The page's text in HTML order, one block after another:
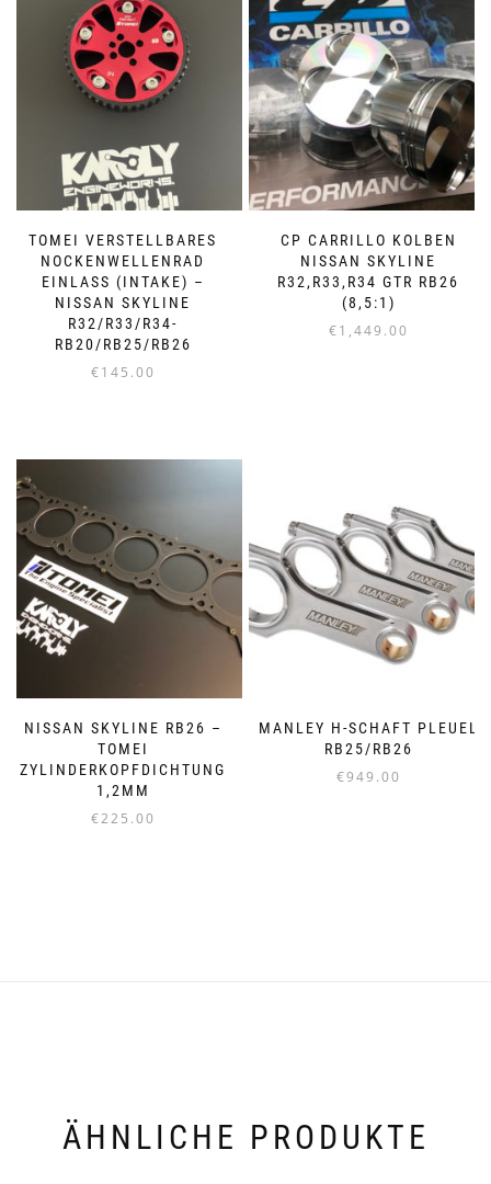
TOMEI VERSTELLBARES
NOCKENWELLENRAD
EINLASS (INTAKE) –
NISSAN SKYLINE
R32/R33/R34-
RB20/RB25/RB26
€145.00
CP CARRILLO KOLBEN
NISSAN SKYLINE
R32,R33,R34 GTR RB26
(8,5:1)
€1,449.00
Optionen
können
auf
der
Produktseite
gewählt
werden
NISSAN SKYLINE RB26 –
TOMEI
ZYLINDERKOPFDICHTUNG
1,2MM
€225.00
MANLEY H-SCHAFT PLEUEL
RB25/RB26
€949.00
ÄHNLICHE PRODUKTE